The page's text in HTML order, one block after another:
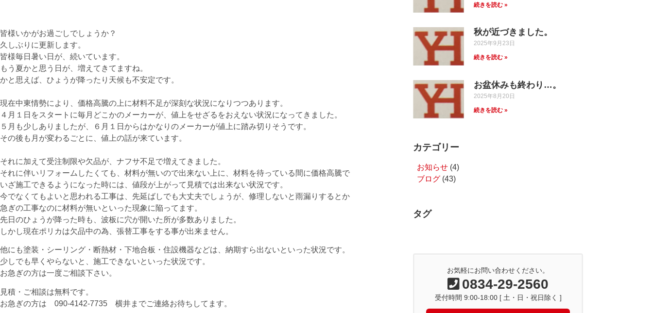
皆様いかがお過ごしでしょうか？
久しぶりに更新します。
皆様毎日暑い日が、続いています。
もう夏かと思う日が、増えてきてますね。
かと思えば、ひょうが降ったり天候も不安定です。
現在中東情勢により、価格高騰の上に材料不足が深刻な状況になりつつあります。
４月１日をスタートに毎月どこかのメーカーが、値上をせざるをおえない状況になってきました。
５月も少しありましたが、６月１日からはかなりのメーカーが値上に踏み切りそうです。
その後も月が変わるごとに、値上の話が来ています。
それに加えて受注制限や欠品が、ナフサ不足で増えてきました。
それに伴いリフォームしたくても、材料が無いので出来ない上に、材料を待っている間に価格高騰で
いざ施工できるようになった時には、値段が上がって見積では出来ない状況です。
今でなくてもよいと思われる工事は、先延ばしでも大丈夫でしょうが、修理しないと雨漏りするとか
急ぎの工事なのに材料が無いといった現象に陥ってます。
先日のひょうが降った時も、波板に穴が開いた所が多数ありました。
しかし現在ポリカは欠品中の為、張替工事をする事が出来ません。
他にも塗装・シーリング・断熱材・下地合板・住設機器などは、納期すら出ないといった状況です。
少しでも早くやらないと、施工できないといった状況です。
お急ぎの方は一度ご相談下さい。
見積・ご相談は無料です。
お急ぎの方は 090-4142-7735 横井までご連絡お待ちしてます。
続きを読む »
秋が近づきました。
2025年9月23日
続きを読む »
お盆休みも終わり…。
2025年8月20日
続きを読む »
カテゴリー
お知らせ (4)
ブログ (43)
タグ
お気軽にお問い合わせください。
0834-29-2560
受付時間 9:00-18:00 [ 土・日・祝日除く ]